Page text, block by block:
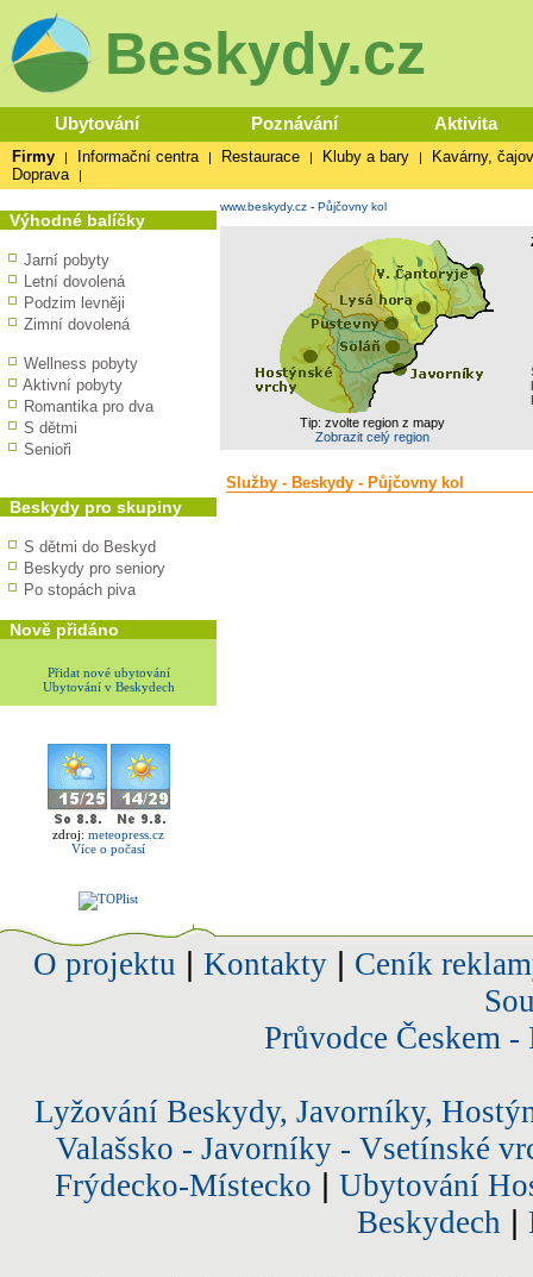
Beskydy.cz
Ubytování Poznávání Aktivita
Firmy | Informační centra | Restaurace | Kluby a bary |
Kavárny,
Doprava
|
Výhodné balíčky
Jarní pobyty
Letní dovolená
Podzim levněji
Zimní dovolená
Wellness pobyty
Aktivní pobyty
Romantika pro dva
S dětmi
Senioři
Beskydy pro skupiny
S dětmi do Beskyd
Beskydy pro seniory
Po stopách piva
Nově přidáno
Přidat nové ubytování
Ubytování v Beskydech
zdroj: meteopress.cz
Více o počasí
www.beskydy.cz - Půjčovny kol
Tip: zvolte region z mapy
Zobrazit celý region
Služby - Beskydy - Půjčovny kol
O projektu Kontakty| Ceník
Průvodce Českem
Lyžování Beskydy, Javorníky,
Valašsko - Javorníky - Vsetínské
Frýdecko-Místecko
Ubytování
Beskydech